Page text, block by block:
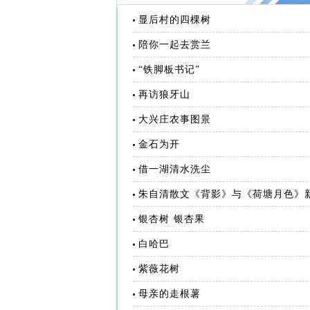
显后村的四棵树
陪你一起去赏兰
“铁脚板书记”
再访狼牙山
大兴庄农事图景
金石为开
借一湖清水洗尘
朱自清散文《背影》与《荷塘月色》
银杏树 银杏果
白哈巴
紫薇花树
母亲的走根薯